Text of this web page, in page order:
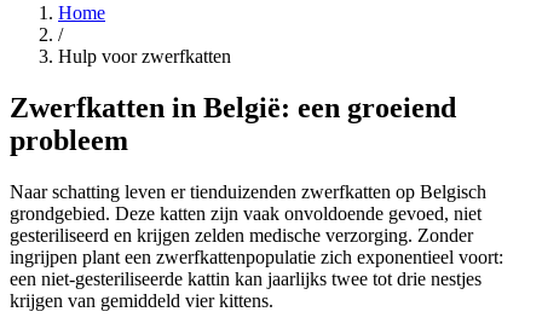
Home
/
Hulp voor zwerfkatten
Zwerfkatten in België: een groeiend
probleem
Naar schatting leven er tienduizenden zwerfkatten op Belgisch
grondgebied. Deze katten zijn vaak onvoldoende gevoed, niet
gesteriliseerd en krijgen zelden medische verzorging. Zonder
ingrijpen plant een zwerfkattenpopulatie zich exponentieel voort:
een niet-gesteriliseerde kattin kan jaarlijks twee tot drie nestjes
krijgen van gemiddeld vier kittens.